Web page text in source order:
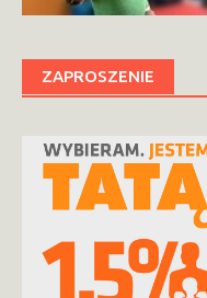
ZAPROSZENIE